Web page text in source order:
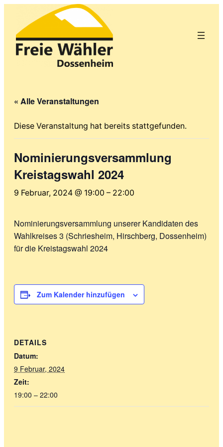
« Alle Veranstaltungen
Diese Veranstaltung hat bereits stattgefunden.
Nominierungsversammlung
Kreistagswahl 2024
9 Februar, 2024 @ 19:00 – 22:00
Nominierungsversammlung unserer Kandidaten des
Wahlkreises 3 (Schriesheim, Hirschberg, Dossenheim)
für die Kreistagswahl 2024
Zum Kalender hinzufügen
DETAILS
Datum:
9 Februar, 2024
Zeit:
19:00 – 22:00